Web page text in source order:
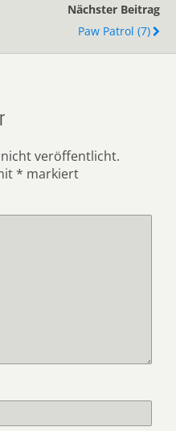
Nächster Beitrag
Paw Patrol (7)
nicht veröffentlicht.
* markiert